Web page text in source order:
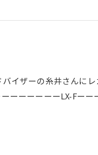
イザーの糸井さんに
ーーーーーーLX-Fーー